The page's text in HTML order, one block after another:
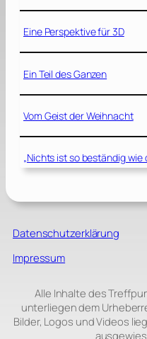
Eine Perspektive für 3D
Ein Teil des Ganzen
Vom Geist der Weihnacht
„Nichts ist so beständig wie
Datenschutzerklärung
Impressum
Alle Inhalte des
unterliegen dem
Bilder, Logos und Videos